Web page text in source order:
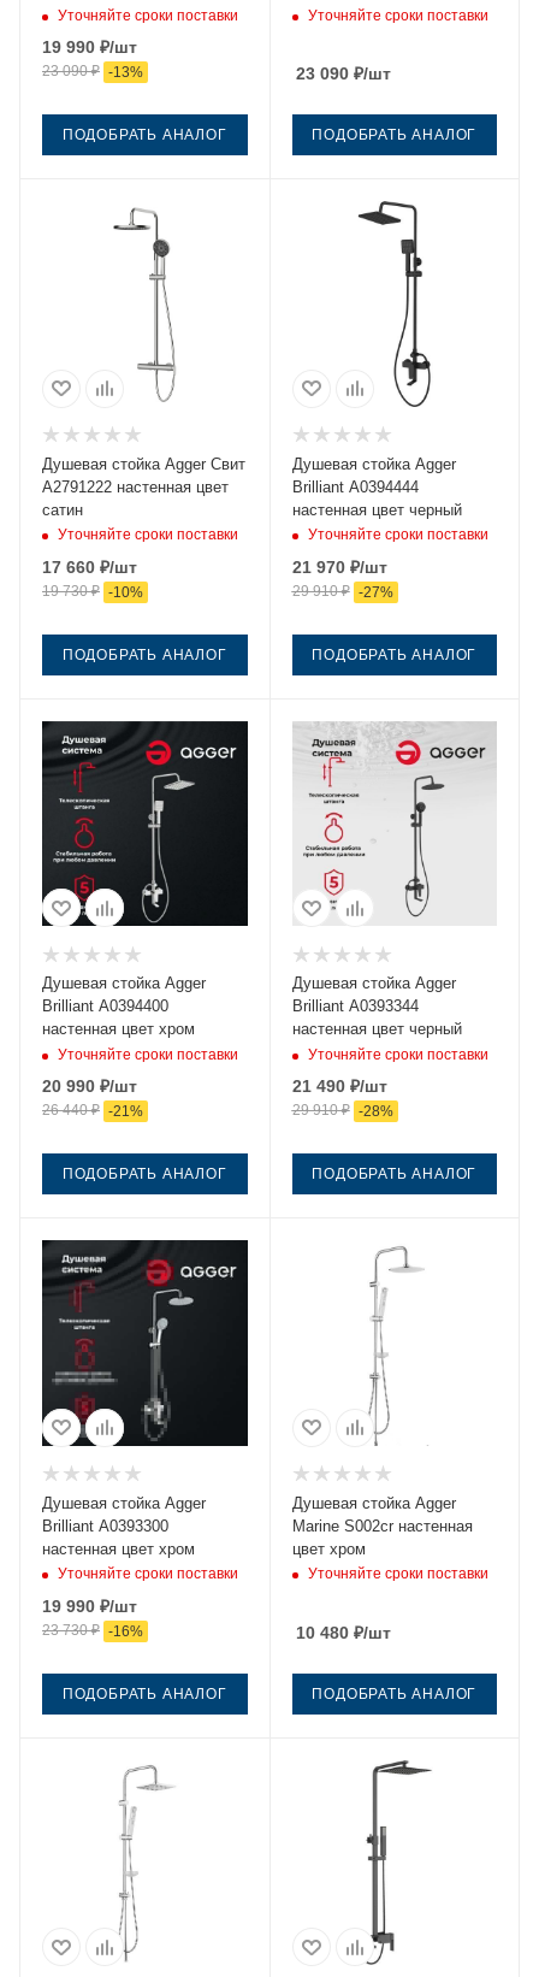
Уточняйте сроки поставки
19 990 ₽/шт
23 090₽ -13%
ПОДОБРАТЬ АНАЛОГ
Уточняйте сроки поставки
23 090₽/шт
ПОДОБРАТЬ АНАЛОГ
Душевая стойка Agger Свит
A2791222 настенная цвет
сатин
Уточняйте сроки поставки
17 660 ₽/шт
19 730₽ -10%
ПОДОБРАТЬ АНАЛОГ
Душевая стойка Agger
Brilliant A0394444
настенная цвет черный
Уточняйте сроки поставки
21 970₽/шт
29 910₽ -27%
ПОДОБРАТЬ АНАЛОГ
Душевая стойка Agger
Brilliant A0394400
настенная цвет хром
Уточняйте сроки поставки
20 990 ₽/шт
26 440₽ -21%
ПОДОБРАТЬ АНАЛОГ
Душевая стойка Agger
Brilliant A0393344
настенная цвет черный
Уточняйте сроки поставки
21 490₽/шт
29 910₽ -28%
ПОДОБРАТЬ АНАЛОГ
Душевая стойка Agger
Brilliant A0393300
настенная цвет хром
Уточняйте сроки поставки
19 990 ₽/шт
23 730₽ -16%
ПОДОБРАТЬ АНАЛОГ
Душевая стойка Agger
Marine S002cr настенная
цвет хром
Уточняйте сроки поставки
10 480₽/шт
ПОДОБРАТЬ АНАЛОГ